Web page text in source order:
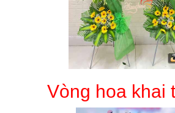
Vòng hoa khai